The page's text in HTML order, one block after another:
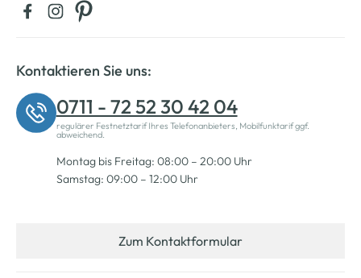
Kontaktieren Sie uns:
0711 - 72 52 30 42 04
regulärer Festnetztarif Ihres Telefonanbieters, Mobilfunktarif ggf.
abweichend.
Montag bis Freitag: 08:00 – 20:00 Uhr
Samstag: 09:00 – 12:00 Uhr
Zum Kontaktformular